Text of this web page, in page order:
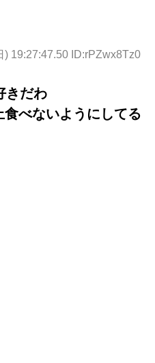
) 19:27:47.50 ID:rPZwx8Tz0
きだわ
べないようにしてる